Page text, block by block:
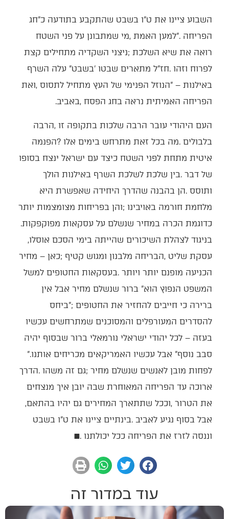
השבוע‭ ‬ציינו‭ ‬את‭ ‬ט"ו‭ ‬בשבט‭ ‬שהתקבע‭ ‬בתודעה‭ ‬כ"חג‭
‬רואה‭ ‬את‭ ‬שיא‭ ‬השלכת‭; ‬ניצני‭ ‬השקדיה‭ ‬מתחילים‭ ‬קצת‭
‬באילנות‮"‬‭ ‬‮–‬‭ ‬הנוזל‭ ‬הפנימי‭ ‬של‭ ‬העץ‭ ‬מתחיל‭ ‬לתסוס‭, ‬ואת‭
‬הפריחה‭ ‬האמיתית‭ ‬נראה‭ ‬בחג‭ ‬הפסח‭, ‬באביב‭.‬
‬איטית‭ ‬מתחת‭ ‬לפני‭ ‬השטח‭ ‬כיצד‭ ‬עם‭ ‬ישראל‭ ‬ינצח‭ ‬בסופו‭
‬של‭ ‬דבר‭. ‬בין‭ ‬שלכת‭ ‬לשלכת‭ ‬השרף‭ ‬באילנות‭ ‬הולך‭
‬מלחמת‭ ‬חורמה‭ ‬באויבינו‭; ‬והן‭ ‬בפריחות‭ ‬מצומצמות‭ ‬יותר‭
‬כדוגמת‭ ‬הכרה‭ ‬במחיר‭ ‬שנשלם‭ ‬על‭ ‬עסקאות‭ ‬מפוקפקות‭.
‬בניגוד‭ ‬לצהלת‭ ‬השיכורים‭ ‬שהייתה‭ ‬בימי‭ ‬הסכם‭ ‬אוסלו‭,
‬עסקת‭ ‬שליט‭, ‬הבריחה‭ ‬מלבנון‭ ‬ומגוש‭ ‬קטיף‭; ‬כאן‭ ‬‮–‬‭ ‬מחיר‭
‬הכניעה‭ ‬מופנם‭ ‬יותר‭ ‬ויותר‭. ‬בעסקאות‭ ‬החטופים‭ ‬למשל‭
‬המשפט‭ ‬הנפוץ‭ ‬הוא‭ ‬‮"‬ברור‭ ‬שנשלם‭ ‬מחיר‭ ‬אבל‭ ‬אין‭
‬ברירה‭ ‬כי‭ ‬חייבים‭ ‬להחזיר‭ ‬את‭ ‬החטופים‮"‬‭; ‬ביחס‭
‬להסדרים‭ ‬המעורפלים‭ ‬והמסוכנים‭ ‬שמתרחשים‭ ‬עכשיו‭
‬סבב‭ ‬נוסף‭ ‬‮"‬אבל‭ ‬עכשיו‭ ‬האמריקאים‭ ‬מכריחים‭ ‬אותנו‮"‬‭.
‬לפחות‭ ‬מובן‭ ‬לאנשים‭ ‬שנשלם‭ ‬מחיר‭; ‬גם‭ ‬זה‭ ‬משהו‭. ‬הדרך‭
‬ארוכה‭ ‬עד‭ ‬הפריחה‭ ‬המאוחרת‭ ‬שבה‭ ‬יובן‭ ‬איך‭ ‬מנצחים‭
‬את‭ ‬הטרור‭, ‬וככל‭ ‬שתתארך‭ ‬המחירים‭ ‬גם‭ ‬יהיו‭ ‬בהתאם‭,
‬וננסה‭ ‬לזרז‭ ‬את‭ ‬הפריחה‭ ‬ככל‭ ‬יכולתנו‭. ‬
■
עוד במדור זה